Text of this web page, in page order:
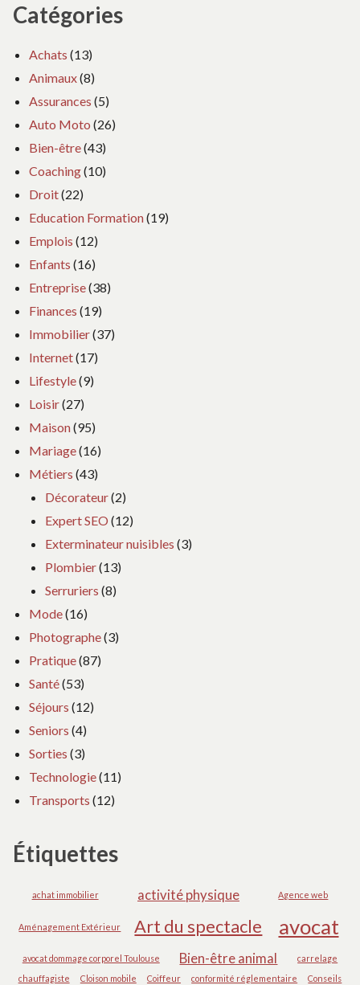
Catégories
Achats (13)
Animaux(8)
Assurances (5)
Auto Moto (26)
Bien-être(43)
Coaching(10)
Droit(22)
Education Formation(19)
Emplois (12)
Enfants (16)
Entreprise(38)
Finances (19)
Immobilier(37)
Internet(17)
Lifestyle(9)
Loisir(27)
Maison(95)
Mariage(16)
Métiers (43)
Décorateur(2)
Expert SEO (12)
Exterminateur nuisibles (3)
Plombier(13)
Serruriers (8)
Mode(16)
Photographe(3)
Pratique(87)
Santé(53)
Séjours (12)
Seniors (4)
Sorties (3)
Technologie(11)
Transports (12)
Étiquettes
achat immobilier activité physique Agence web
Aménagement Extérieur Art du spectacle avocat
avocat dommage corporel Toulouse Bien-être animal
carrelage
chauffagiste
Cloison mobile Coiffeur conformité réglementaire Conseils